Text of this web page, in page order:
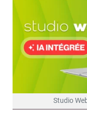
Studio